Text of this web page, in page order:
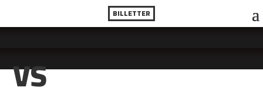
BILLETTER
VS